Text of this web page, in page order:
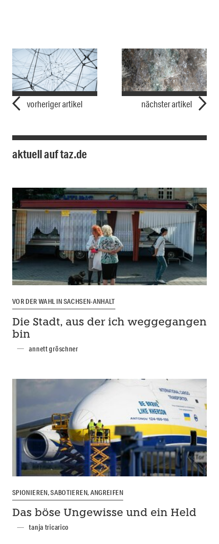
vorheriger artikel nächster artikel
aktuell auf taz.de
VOR DER WAHL IN SACHSEN-ANHALT
Die Stadt, aus der ich weggegangen
bin
annett gröschner
SPIONIEREN, SABOTIEREN, ANGREIFEN
Das böse Ungewisse und ein Held
tanja tricarico